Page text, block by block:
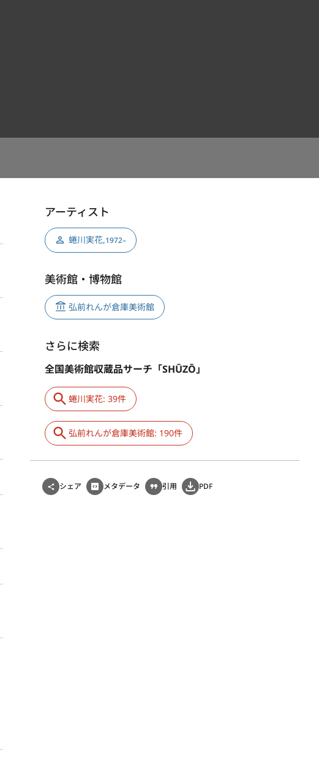
アーティスト
蜷川実花,1972–
美術館・博物館
弘前れんが倉庫美術館
さらに検索
全国美術館収蔵品サーチ「SHŪZŌ」
蜷川実花: 39件
弘前れんが倉庫美術館: 190件
シェア メタデータ 引用 PDF